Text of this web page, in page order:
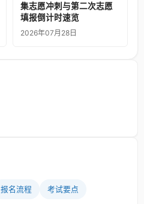
报名流程 考试要点
集志愿冲刺与第二次志愿
填报倒计时速览
2026年07月28日